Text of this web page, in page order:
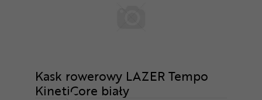
Kask rowerowy LAZER Tempo
KinetiCore biały